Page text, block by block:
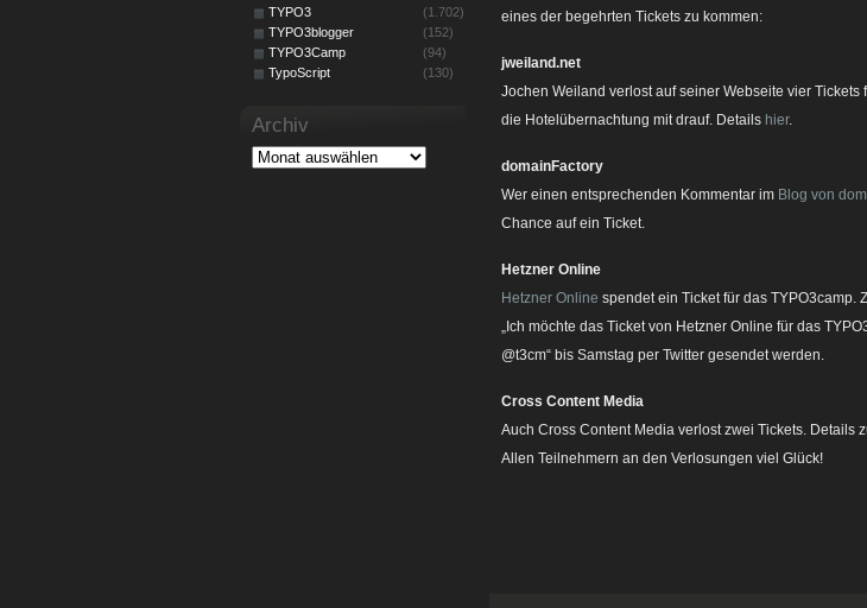
eines der begehrten Tickets zu kommen:
jweiland.net
Jochen Weiland verlost auf seiner Webseite vier Tickets
die Hotelübernachtung mit drauf. Details hier.
domainFactory
Wer einen entsprechenden Kommentar im Blog von
Chance auf ein Ticket.
Hetzner Online
Hetzner Online spendet ein Ticket für das TYPO3camp.
„Ich möchte das Ticket von Hetzner Online für das
@t3cm“ bis Samstag per Twitter gesendet werden.
Cross Content Media
Auch Cross Content Media verlost zwei Tickets. Details
Allen Teilnehmern an den Verlosungen viel Glück!
TYPO3
(1.702)
TYPO3blogger
(152)
TYPO3Camp
(94)
TypoScript
(130)
Archiv